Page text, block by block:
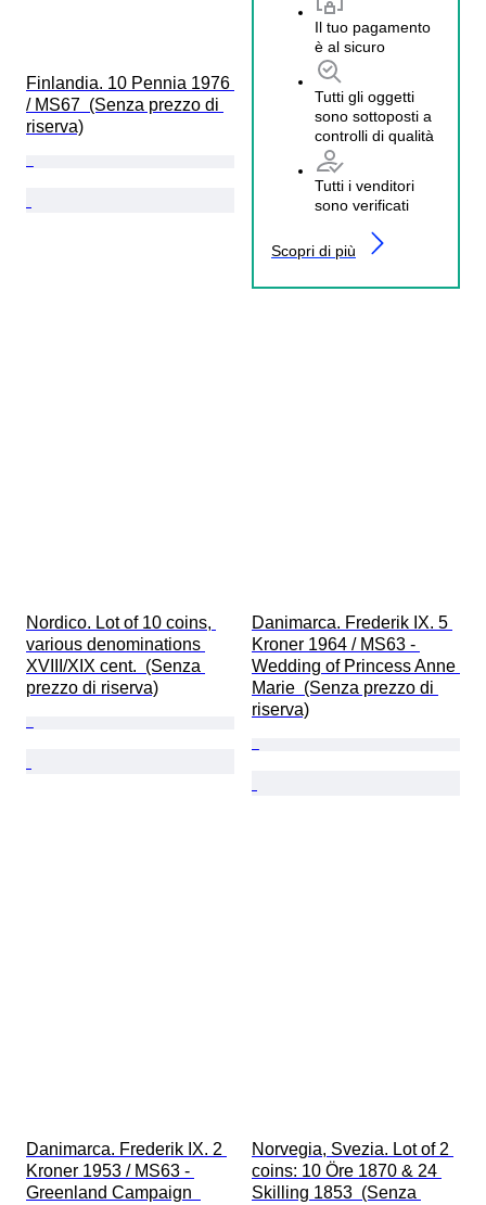
Il tuo pagamento
è al sicuro
Tutti gli oggetti
sono sottoposti a
controlli di qualità
Tutti i venditori
sono verificati
Scopri di più
Finlandia. 10 Pennia 1976
/ MS67  (Senza prezzo di
riserva)
Nordico. Lot of 10 coins,
various denominations
XVIII/XIX cent.  (Senza
prezzo di riserva)
Danimarca. Frederik IX. 5
Kroner 1964 / MS63 -
Wedding of Princess Anne
Marie  (Senza prezzo di
riserva)
Danimarca. Frederik IX. 2
Kroner 1953 / MS63 -
Greenland Campaign
Norvegia, Svezia. Lot of 2
coins: 10 Öre 1870 & 24
Skilling 1853  (Senza